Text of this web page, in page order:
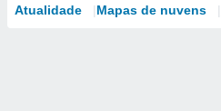
Atualidade Mapas de nuvens